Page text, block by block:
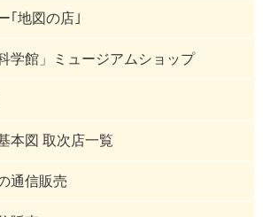
｢地図の店｣
学館」ミュージアムショップ
本図 取次店一覧
通信販売